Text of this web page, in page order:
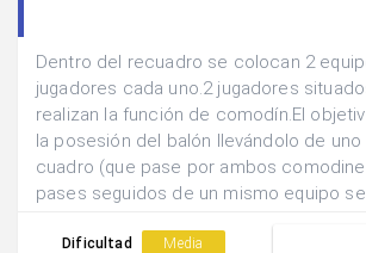
Dentro del recuadro se colocan 2
jugadores cada uno.2 jugadores
realizan la función de comodín.El
la posesión del balón llevándolo de
cuadro (que pase por ambos
pases seguidos de un mismo equipo
Dificultad Media